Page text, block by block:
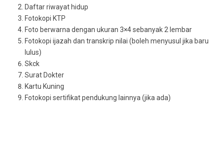
Daftar riwayat hidup
Fotokopi KTP
Foto berwarna dengan ukuran 3×4 sebanyak 2 lembar
Fotokopi ijazah dan transkrip nilai (boleh menyusul jika baru
lulus)
Skck
Surat Dokter
Kartu Kuning
Fotokopi sertifikat pendukung lainnya (jika ada)